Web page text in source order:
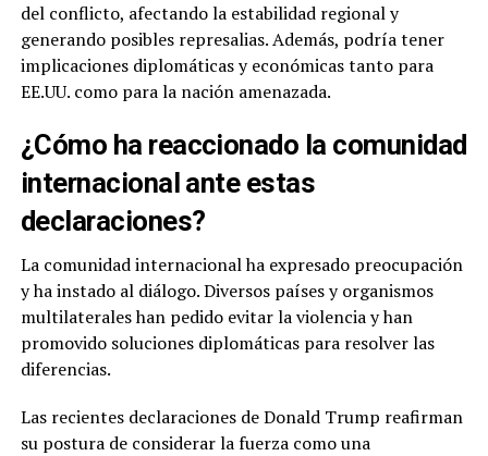
del conflicto, afectando la estabilidad regional y
generando posibles represalias. Además, podría tener
implicaciones diplomáticas y económicas tanto para
EE.UU. como para la nación amenazada.
¿Cómo ha reaccionado la comunidad
internacional ante estas
declaraciones?
La comunidad internacional ha expresado preocupación
y ha instado al diálogo. Diversos países y organismos
multilaterales han pedido evitar la violencia y han
promovido soluciones diplomáticas para resolver las
diferencias.
Las recientes declaraciones de Donald Trump reafirman
su postura de considerar la fuerza como una